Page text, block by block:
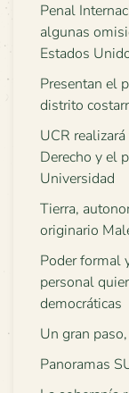
Penal
algunas
Estados
Presentan el
distrito
UCR
Derecho y el
Universidad
Tierra,
originario
Poder formal
personal
democráticas
Un gran
Panoramas